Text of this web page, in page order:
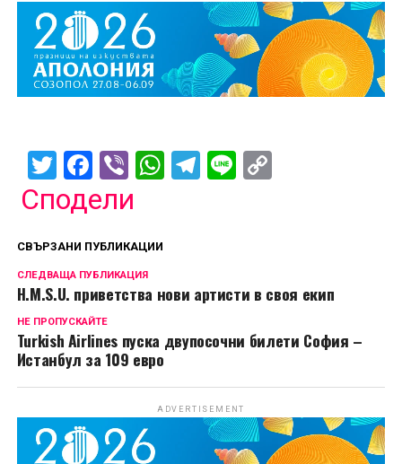
Twitter
Facebook
ViberWhatsApp
Telegram
LineCopy
Сподели
СВЪРЗАНИ ПУБЛИКАЦИИ
СЛЕДВАЩА ПУБЛИКАЦИЯ
H.M.S.U. приветства нови артисти в своя екип
НЕ ПРОПУСКАЙТЕ
Turkish Airlines пуска двупосочни билети София –
Истанбул за 109 евро
ADVERTISEMENT